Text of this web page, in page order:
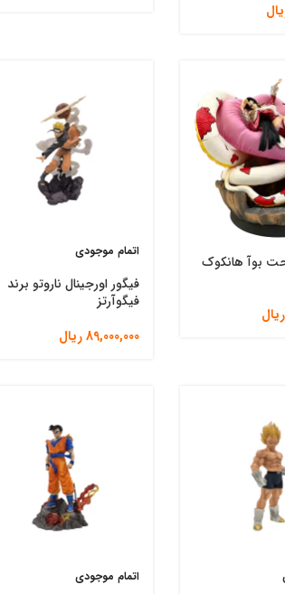
بوآ هانکوک
ریال
اتمام موجودی
فیگور اورجینال ناروتو برند
فیگوآرتز
89,000,000ریال
اتمام موجودی